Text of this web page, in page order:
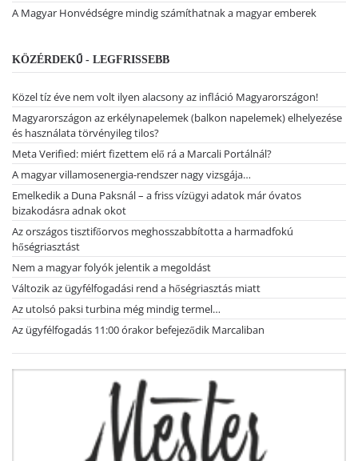
A Magyar Honvédségre mindig számíthatnak a magyar emberek
KÖZÉRDEKŰ - LEGFRISSEBB
Közel tíz éve nem volt ilyen alacsony az infláció Magyarországon!
Magyarországon az erkélynapelemek (balkon napelemek) elhelyezése
és használata törvényileg tilos?
Meta Verified: miért fizettem elő rá a Marcali Portálnál?
A magyar villamosenergia-rendszer nagy vizsgája…
Emelkedik a Duna Paksnál – a friss vízügyi adatok már óvatos
bizakodásra adnak okot
Az országos tisztifőorvos meghosszabbította a harmadfokú
hőségriasztást
Nem a magyar folyók jelentik a megoldást
Változik az ügyfélfogadási rend a hőségriasztás miatt
Az utolsó paksi turbina még mindig termel…
Az ügyfélfogadás 11:00 órakor befejeződik Marcaliban